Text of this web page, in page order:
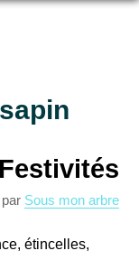
Festivités
Sous mon arbre
étincelles,